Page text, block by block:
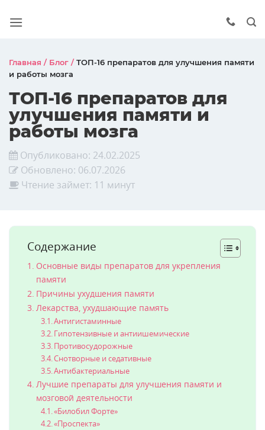
Главная / Блог /ТОП-16 препаратов для улучшения памяти
и работы мозга
ТОП-16 препаратов для
улучшения памяти и
работы мозга
Опубликовано: 24.02.2025
Обновлено: 06.07.2026
Чтение займет: 11 минут
Содержание
Основные виды препаратов для укрепления
памяти
Причины ухудшения памяти
Лекарства, ухудшающие память
Антигистаминные
Гипотензивные и антиишемические
Противосудорожные
Снотворные и седативные
Антибактериальные
Лучшие препараты для улучшения памяти и
мозговой деятельности
«Билобил Форте»
«Проспекта»